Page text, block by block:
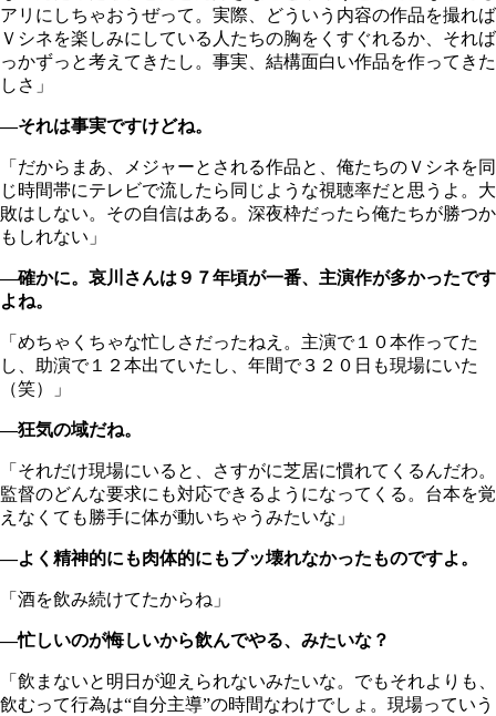
アリにしちゃおうぜって。実際、どういう内容の作品を撮れば
Ｖシネを楽しみにしている人たちの胸をくすぐれるか、それば
っかずっと考えてきたし。事実、結構面白い作品を作ってきた
しさ」
―それは事実ですけどね。
「だからまあ、メジャーとされる作品と、俺たちのＶシネを同
じ時間帯にテレビで流したら同じような視聴率だと思うよ。大
敗はしない。その自信はある。深夜枠だったら俺たちが勝つか
もしれない」
―確かに。哀川さんは９７年頃が一番、主演作が多かったです
よね。
「めちゃくちゃな忙しさだったねえ。主演で１０本作ってた
し、助演で１２本出ていたし、年間で３２０日も現場にいた
（笑）」
―狂気の域だね。
「それだけ現場にいると、さすがに芝居に慣れてくるんだわ。
監督のどんな要求にも対応できるようになってくる。台本を覚
えなくても勝手に体が動いちゃうみたいな」
―よく精神的にも肉体的にもブッ壊れなかったものですよ。
「酒を飲み続けてたからね」
―忙しいのが悔しいから飲んでやる、みたいな？
「飲まないと明日が迎えられないみたいな。でもそれよりも、
飲むって行為は“自分主導”の時間なわけでしょ。現場っていう